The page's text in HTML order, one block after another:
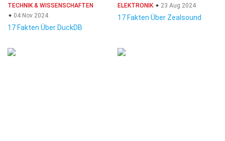
TECHNIK & WISSENSCHAFTEN
04 Nov 2024
17 Fakten Über DuckDB
ELEKTRONIK 23 Aug 2024
17 Fakten Über Zealsound